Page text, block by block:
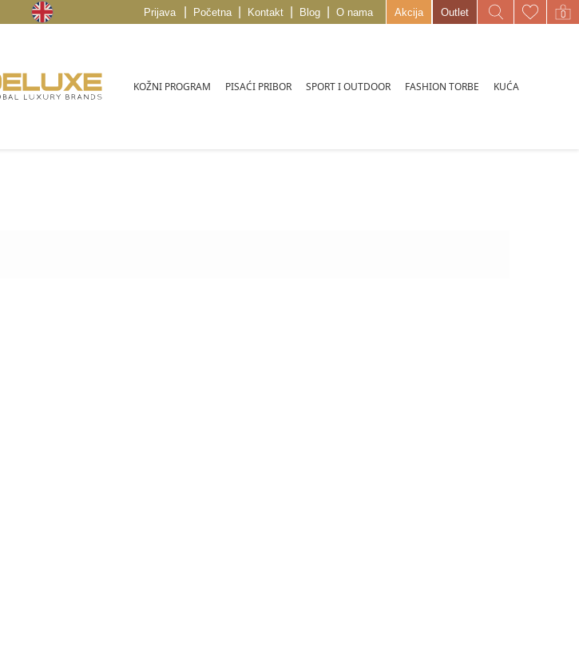
Prijava Početna Kontakt Blog O nama Akcija Outlet
KOŽNI PROGRAM PISAĆI PRIBOR SPORT I OUTDOOR FASHION TORBE KUĆA